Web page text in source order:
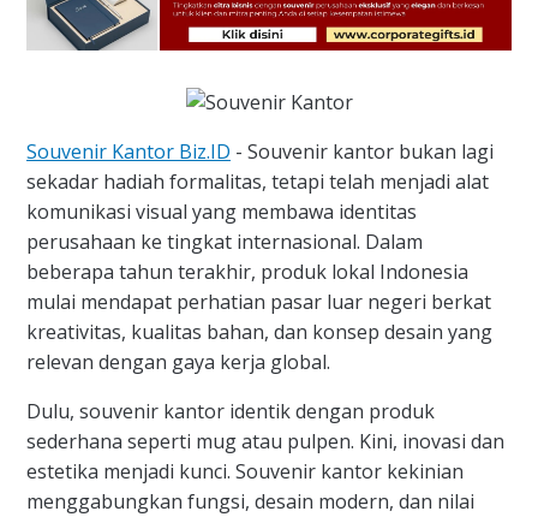
Souvenir Kantor Biz.ID - Souvenir kantor bukan lagi
sekadar hadiah formalitas, tetapi telah menjadi alat
komunikasi visual yang membawa identitas
perusahaan ke tingkat internasional. Dalam
beberapa tahun terakhir, produk lokal Indonesia
mulai mendapat perhatian pasar luar negeri berkat
kreativitas, kualitas bahan, dan konsep desain yang
relevan dengan gaya kerja global.
Dulu, souvenir kantor identik dengan produk
sederhana seperti mug atau pulpen. Kini, inovasi dan
estetika menjadi kunci. Souvenir kantor kekinian
menggabungkan fungsi, desain modern, dan nilai